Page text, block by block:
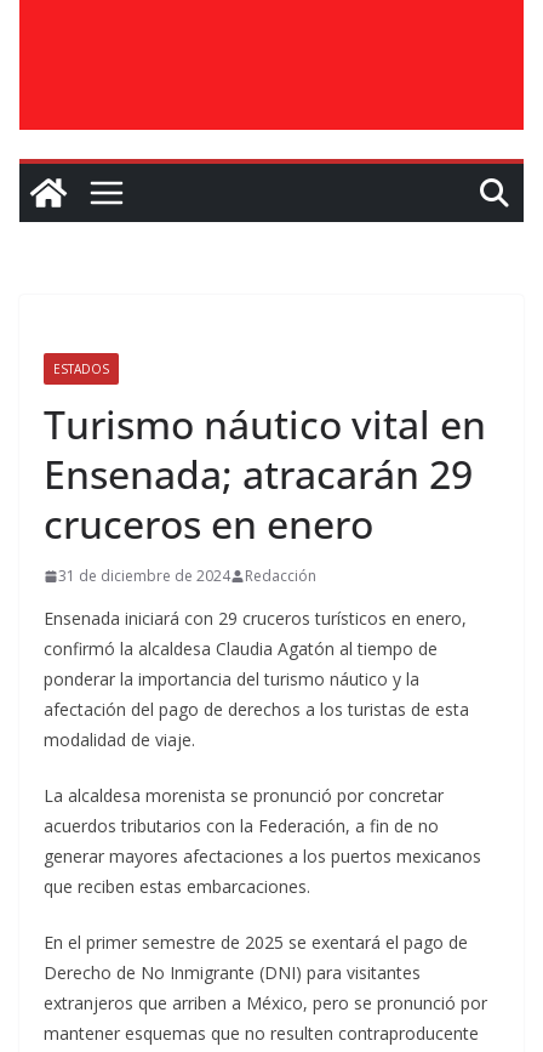
ESTADOS
Turismo náutico vital en
Ensenada; atracarán 29
cruceros en enero
31 de diciembre de 2024 Redacción
Ensenada iniciará con 29 cruceros turísticos en enero,
confirmó la alcaldesa Claudia Agatón al tiempo de
ponderar la importancia del turismo náutico y la
afectación del pago de derechos a los turistas de esta
modalidad de viaje.
La alcaldesa morenista se pronunció por concretar
acuerdos tributarios con la Federación, a fin de no
generar mayores afectaciones a los puertos mexicanos
que reciben estas embarcaciones.
En el primer semestre de 2025 se exentará el pago de
Derecho de No Inmigrante (DNI) para visitantes
extranjeros que arriben a México, pero se pronunció por
mantener esquemas que no resulten contraproducente